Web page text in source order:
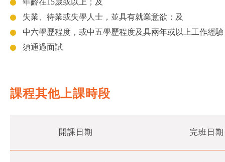
年齡在15歲或以上；及
失業、待業或失學人士，並具有就業意欲；及
中六學歷程度，或中五學歷程度及具兩年或以上工作經
須通過面試
課程其他上課時段
開課日期 完班日期